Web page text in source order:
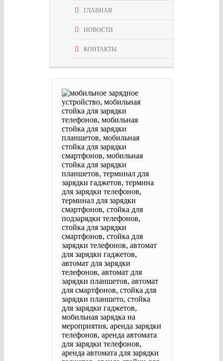
ГЛАВНАЯ
НОВОСТИ
КОНТАКТЫ